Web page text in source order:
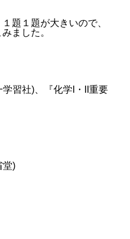
題１題が大きいので、
ました。
習社)、『化学I・II重要
堂)